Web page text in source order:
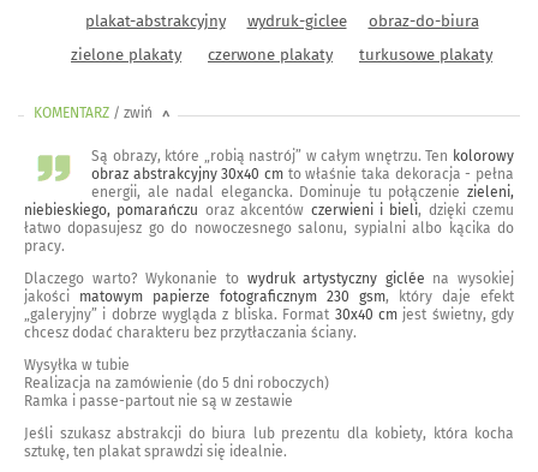
plakat-abstrakcyjny
wydruk-giclee
obraz-do-biura
zielone plakaty
czerwone plakaty turkusowe plakaty
KOMENTARZ / zwiń <
Są obrazy, które „robią nastrój” w całym wnętrzu. Ten kolorowy
obraz abstrakcyjny 30x40 cm to właśnie taka dekoracja - pełna
energii, ale nadal elegancka. Dominuje tu połączenie zieleni,
niebieskiego, pomarańczu oraz akcentów czerwieni i bieli, dzięki czemu
łatwo dopasujesz go do nowoczesnego salonu, sypialni albo kącika do
pracy.
Dlaczego warto? Wykonanie to wydruk artystyczny giclée na wysokiej
jakości matowym papierze fotograficznym 230 gsm, który daje efekt
„galeryjny” i dobrze wygląda z bliska. Format 30x40 cmjest świetny, gdy
chcesz dodać charakteru bez przytłaczania ściany.
Wysyłka w tubie
Realizacja na zamówienie (do 5 dni roboczych)
Ramka i passe-partout nie są w zestawie
Jeśli szukasz abstrakcji do biura lub prezentu dla kobiety, która kocha
sztukę, ten plakat sprawdzi się idealnie.